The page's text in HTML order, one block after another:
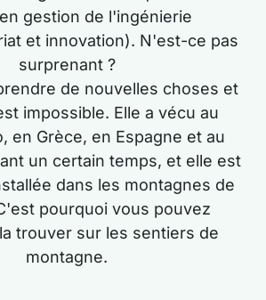
gestion de l'ingénierie
et innovation). N'est-ce pas
surprenant ?
de nouvelles choses et
impossible. Elle a vécu au
en Grèce, en Espagne et au
un certain temps, et elle est
dans les montagnes de
pourquoi vous pouvez
trouver sur les sentiers de
montagne.